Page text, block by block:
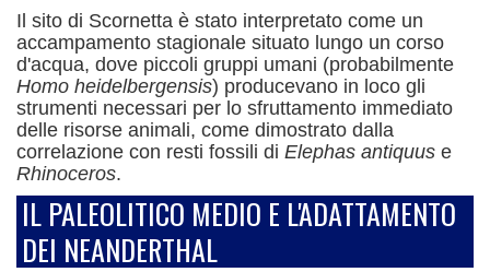
Il sito di Scornetta è stato interpretato come un
accampamento stagionale situato lungo un corso
d'acqua, dove piccoli gruppi umani (probabilmente
Homo heidelbergensis) producevano in loco gli
strumenti necessari per lo sfruttamento immediato
delle risorse animali, come dimostrato dalla
correlazione con resti fossili di Elephas antiquus e
Rhinoceros.
IL PALEOLITICO MEDIO E L'ADATTAMENTO
DEI NEANDERTHAL